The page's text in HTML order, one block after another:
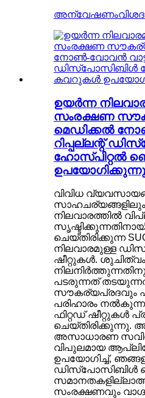
അന്വേഷണം
ഉയർന്ന
സംരക്ഷണ
മെഡിക്കൽ
റിപ്പല്ലന്റ്
ഹോസ്പിറ്റൽ
ഉപയോഗിക്കുന്നു
വിവിധ
നിലവാരത്തിൽ
ചെയ്‌തിരിക്കുന്ന
നിലവാരമുള്ള
ഷീറ്റുകൾ. ശുചിത്വം
പടരുന്നത്
സൗകര്യപ്രദവും
പരിഹാരം
ഫിറ്റഡ് ഷീറ്റുകൾ
ചെയ്‌തിരിക്കുന്നു.
അസാധാരണ
വിപുലമായ
ഉപയോഗിച്ച്,
സംരക്ഷണവും